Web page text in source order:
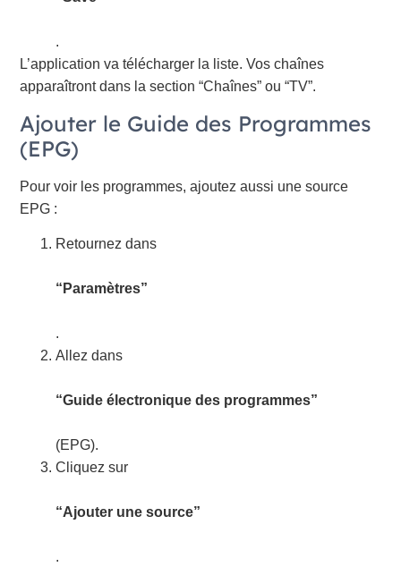
.
L’application va télécharger la liste. Vos chaînes
apparaîtront dans la section “Chaînes” ou “TV”.
Ajouter le Guide des Programmes
(EPG)
Pour voir les programmes, ajoutez aussi une source
EPG :
Retournez dans
“Paramètres”
.
Allez dans
“Guide électronique des programmes”
(EPG).
Cliquez sur
“Ajouter une source”
.